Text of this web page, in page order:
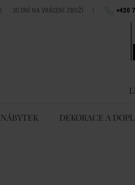
| 30 DNÍ NA VRÁCENÍ ZBOŽÍ | +420
NÁBYTEK DEKORACE A